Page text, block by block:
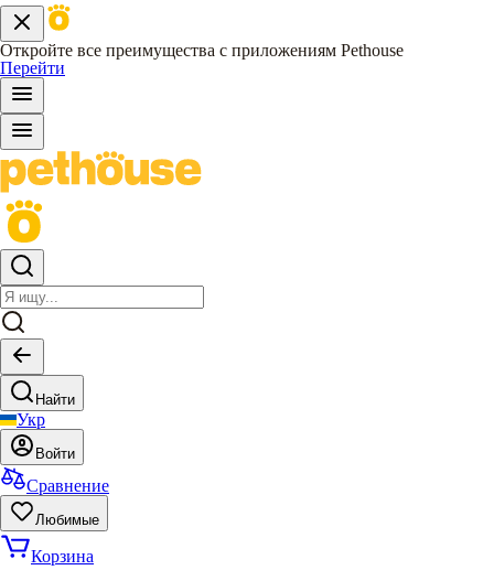
Откройте все преимущества с приложениям Pethouse
Перейти
Найти
Укр
Войти
Сравнение
Любимые
Корзина